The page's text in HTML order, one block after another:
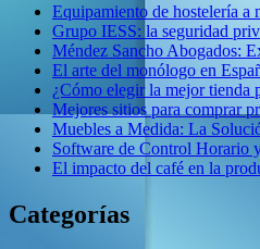
Equipamiento de hostelería a
Grupo IESS: la seguridad
Méndez Sancho Abogados:
El arte del monólogo en
¿Cómo elegir la mejor tienda
Mejores sitios para comprar
Muebles a Medida: La
Software de Control Horario
El impacto del café en la
Categorías